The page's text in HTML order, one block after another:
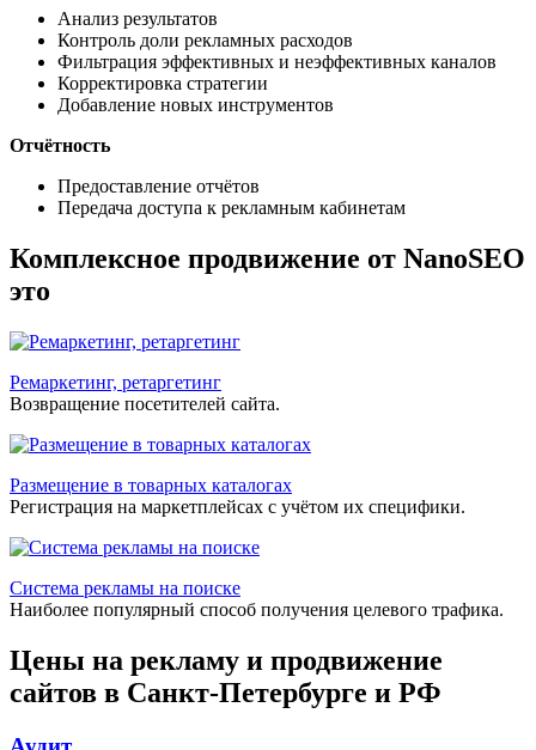
Анализ результатов
Контроль доли рекламных расходов
Фильтрация эффективных и неэффективных каналов
Корректировка стратегии
Добавление новых инструментов
Отчётность
Предоставление отчётов
Передача доступа к рекламным кабинетам
Комплексное продвижение от NanoSEO
это
Ремаркетинг, ретаргетинг
Возвращение посетителей сайта.
Размещение в товарных каталогах
Регистрация на маркетплейсах с учётом их специфики.
Система рекламы на поиске
Наиболее популярный способ получения целевого трафика.
Цены на рекламу и продвижение
сайтов в Санкт-Петербурге и РФ